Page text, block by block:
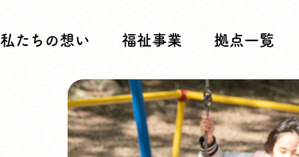
私たちの想い 福祉事業 拠点一覧